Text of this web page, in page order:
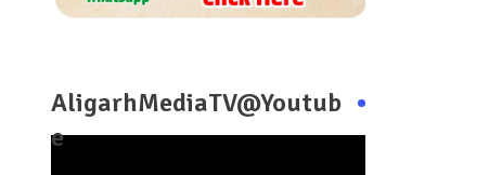
AligarhMediaTV@Youtub
e